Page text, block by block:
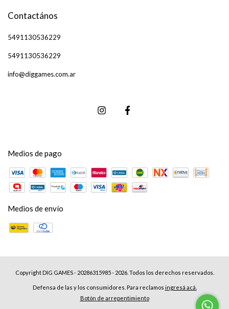
Contactános
5491130536229
5491130536229
info@diggames.com.ar
Medios de pago
Medios de envío
Copyright DIG GAMES - 20286315985 - 2026. Todos los derechos reservados.
Defensa de las y los consumidores. Para reclamos ingresá acá.
Botón de arrepentimiento